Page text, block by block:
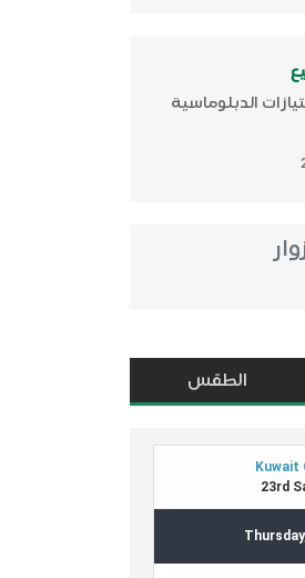
الدبلوماسية
الطقس